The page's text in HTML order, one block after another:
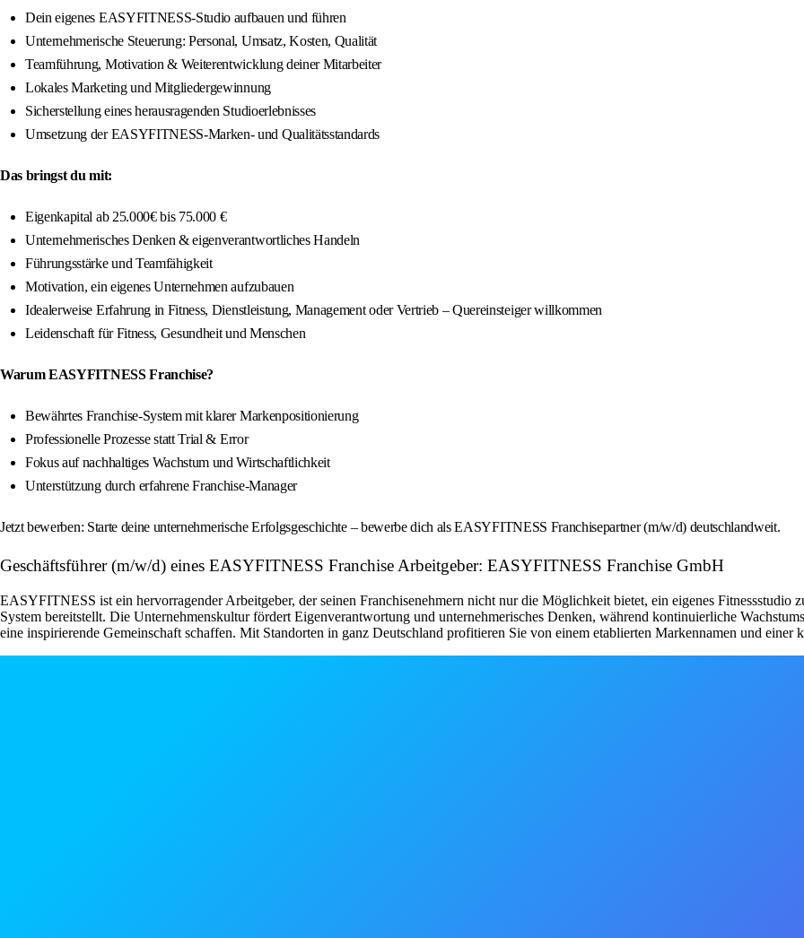
Dein eigenes EASYFITNESS-Studio aufbauen und führen
Unternehmerische Steuerung: Personal, Umsatz, Kosten, Qualität
Teamführung, Motivation & Weiterentwicklung deiner Mitarbeiter
Lokales Marketing und Mitgliedergewinnung
Sicherstellung eines herausragenden Studioerlebnisses
Umsetzung der EASYFITNESS-Marken- und Qualitätsstandards
Das bringst du mit:
Eigenkapital ab 25.000€ bis 75.000 €
Unternehmerisches Denken & eigenverantwortliches Handeln
Führungsstärke und Teamfähigkeit
Motivation, ein eigenes Unternehmen aufzubauen
Idealerweise Erfahrung in Fitness, Dienstleistung, Management oder Vertrieb – Quereinsteiger willkommen
Leidenschaft für Fitness, Gesundheit und Menschen
Warum EASYFITNESS Franchise?
Bewährtes Franchise-System mit klarer Markenpositionierung
Professionelle Prozesse statt Trial & Error
Fokus auf nachhaltiges Wachstum und Wirtschaftlichkeit
Unterstützung durch erfahrene Franchise-Manager
Jetzt bewerben: Starte deine unternehmerische Erfolgsgeschichte – bewerbe dich als EASYFITNESS Franchisepartner (m/w/d) deutschlandweit.
Geschäftsführer (m/w/d) eines EASYFITNESS Franchise Arbeitgeber: EASYFITNESS Franchise GmbH
EASYFITNESS ist ein hervorragender Arbeitgeber, der seinen Franchisenehmern nicht nur die Möglichkeit bietet, ein eigenes Fitnessstudio
System bereitstellt. Die Unternehmenskultur fördert Eigenverantwortung und unternehmerisches Denken, während kontinuierliche
eine inspirierende Gemeinschaft schaffen. Mit Standorten in ganz Deutschland profitieren Sie von einem etablierten Markennamen und